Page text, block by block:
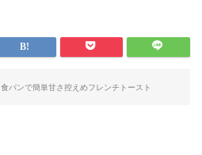
食パンで簡単甘さ控えめフレンチトースト